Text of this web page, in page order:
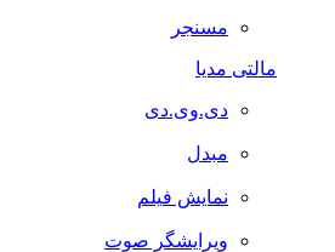
مسنجر
مالتی مدیا
دی.وی.دی
مبدل
نمایش فیلم
ویرایشگر صوت